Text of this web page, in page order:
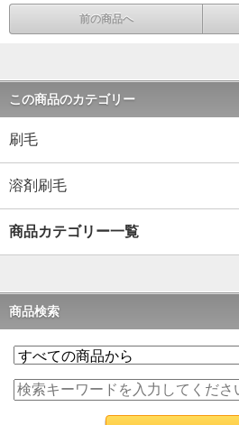
前の商品へ
この商品のカテゴリー
刷毛
溶剤刷毛
商品カテゴリー一覧
商品検索